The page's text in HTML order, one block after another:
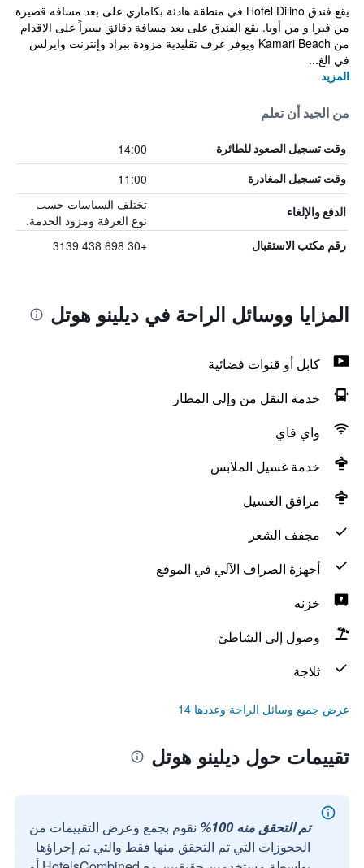
يقع فندق Hotel Dilino في منطقة هادئة بكاماري على بعد مسافه قصيرة
من فيرا و من أويا. يقع الفندق على بعد مسافة دقائق سيراً على الاقدام
من Kamari Beach ويوفر غرف تقليدية مزودة ببراد وإنترنت وايرلس
في الغ...
المزيد
من الجيد أن تعلم
وقت تسجيل الصعود للطائرة 14:00
وقت تسجيل المغادرة 11:00
الدفع والإلغاء
تختلف السياسات حسب
نوع الغرفة ومزود الخدمة.
رقم مكتب الاستقبال +30 698 438 3139
المزايا ووسائل الراحة في ديلينو هوتل
كابل أو قنوات فضائية
خدمة النقل من وإلى المطار
واي فاي
خدمة غسيل الملابس
مرافق الغسيل
مجفف الشعر
أجهزة الصراف الآلي في الموقع
خزنه
وصول إلى الشاطئ
ثلاجة
عرض جميع وسائل الراحة وعددها 14
تقييمات حول ديلينو هوتل
تم التحقق منه 100%
نقوم بجمع وعرض التقييمات من
الحجوزات التي تم التحقق منها فقط والتي تم إجراؤها